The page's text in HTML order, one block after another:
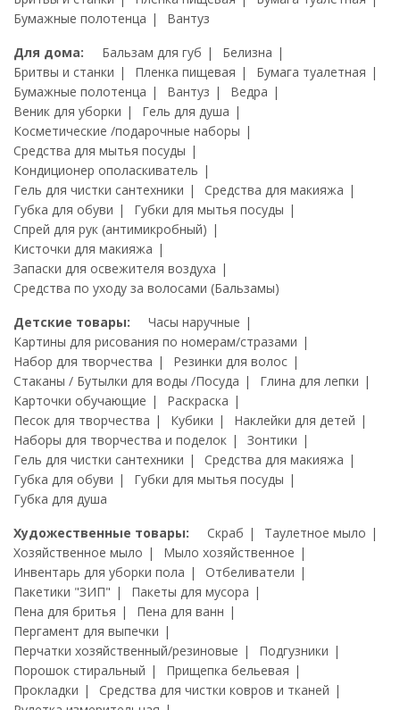
Бумажные полотенца
Вантуз
Для дома:
Бальзам для губ
Белизна
Бритвы и станки
Пленка пищевая
Бумага туалетная
Бумажные полотенца
Вантуз
Ведра
Веник для уборки
Гель для душа
Косметические /подарочные наборы
Средства для мытья посуды
Кондиционер ополаскиватель
Гель для чистки сантехники
Средства для макияжа
Губка для обуви
Губки для мытья посуды
Спрей для рук (антимикробный)
Кисточки для макияжа
Запаски для освежителя воздуха
Средства по уходу за волосами (Бальзамы)
Детские товары:
Часы наручные
Картины для рисования по номерам/стразами
Набор для творчества
Резинки для волос
Стаканы / Бутылки для воды /Посуда
Глина для лепки
Карточки обучающие
Раскраска
Песок для творчества
Кубики
Наклейки для детей
Наборы для творчества и поделок
Зонтики
Гель для чистки сантехники
Средства для макияжа
Губка для обуви
Губки для мытья посуды
Губка для душа
Художественные товары:
Скраб
Таулетное мыло
Хозяйственное мыло
Мыло хозяйственное
Инвентарь для уборки пола
Отбеливатели
Пакетики "ЗИП"
Пакеты для мусора
Пена для бритья
Пена для ванн
Пергамент для выпечки
Перчатки хозяйственный/резиновые
Подгузники
Порошок стиральный
Прищепка бельевая
Прокладки
Средства для чистки ковров и тканей